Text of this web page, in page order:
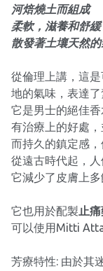
河焙燒土而組成
柔軟，滋養和舒
散發著土壤天然
從倫理上講，這
地的氣味，表達了
它是男士的絕佳
有治療上的好處
而持久的鎮定感，
從遠古時代起，人
它減少了皮膚上多
它也用於配製 止
可以使用Mitti
芳療特性: 由於其